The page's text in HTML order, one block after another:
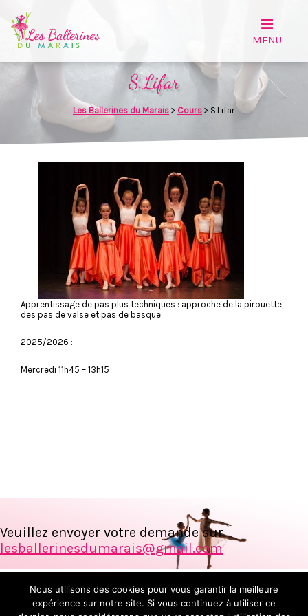
S.Lifar
Les Ballerines du Marais > Cours > S.Lifar
Apprentissage de pas plus techniques : approche de la pirouette,
des pas de valse et pas de basque.
2025/2026 :
Mercredi 11h45 – 13h15
Veuillez envoyer votre demande sur
lesballerinesdumarais@gmail.com
© Les ballerines du Marais 2017
Nous utilisons des cookies pour vous garantir la meilleure
expérience sur notre site. Si vous continuez à utiliser ce